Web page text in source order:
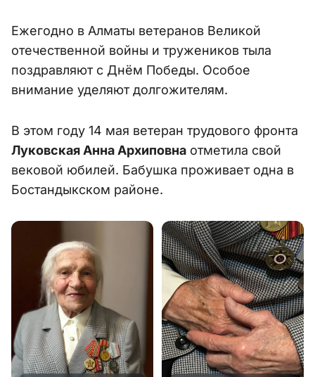
Ежегодно в Алматы ветеранов Великой
отечественной войны и тружеников тыла
поздравляют с Днём Победы. Особое
внимание уделяют долгожителям.
В этом году 14 мая ветеран трудового фронта
Луковская Анна Архиповна отметила свой
вековой юбилей. Бабушка проживает одна в
Бостандыкском районе.